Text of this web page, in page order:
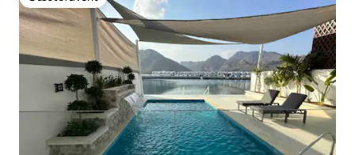
Gæstefavorit